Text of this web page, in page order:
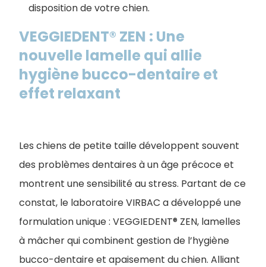
disposition de votre chien.
VEGGIEDENT® ZEN : Une
nouvelle lamelle qui allie
hygiène bucco-dentaire et
effet relaxant
Les chiens de petite taille développent souvent
des problèmes dentaires à un âge précoce et
montrent une sensibilité au stress. Partant de ce
constat, le laboratoire VIRBAC a développé une
formulation unique : VEGGIEDENT® ZEN, lamelles
à mâcher qui combinent gestion de l’hygiène
bucco-dentaire et apaisement du chien. Alliant